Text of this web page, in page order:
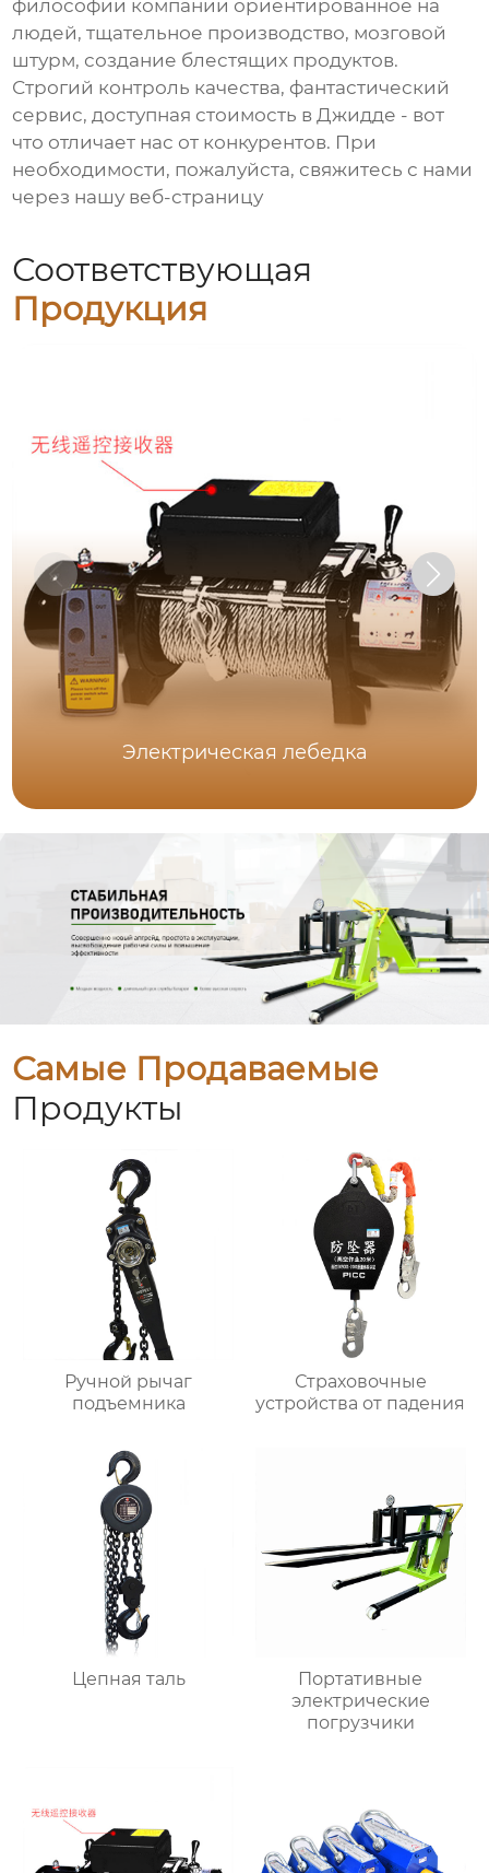
философии компании ориентированное на
людей, тщательное производство, мозговой
штурм, создание блестящих продуктов.
Строгий контроль качества, фантастический
сервис, доступная стоимость в Джидде - вот
что отличает нас от конкурентов. При
необходимости, пожалуйста, свяжитесь с нами
через нашу веб-страницу
Соответствующая
Продукция
Электрическая лебедка
Самые Продаваемые
Продукты
Ручной рычаг
подъемника
Страховочные
устройства от падения
Цепная таль
Портативные
электрические
погрузчики